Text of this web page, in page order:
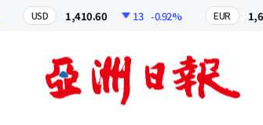
USD 1,410.60 13 -0.92% EUR